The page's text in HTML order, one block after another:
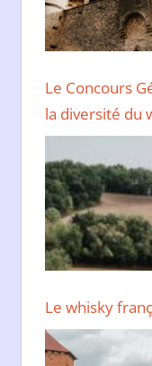
Le Concours
la diversité du
Le whisky